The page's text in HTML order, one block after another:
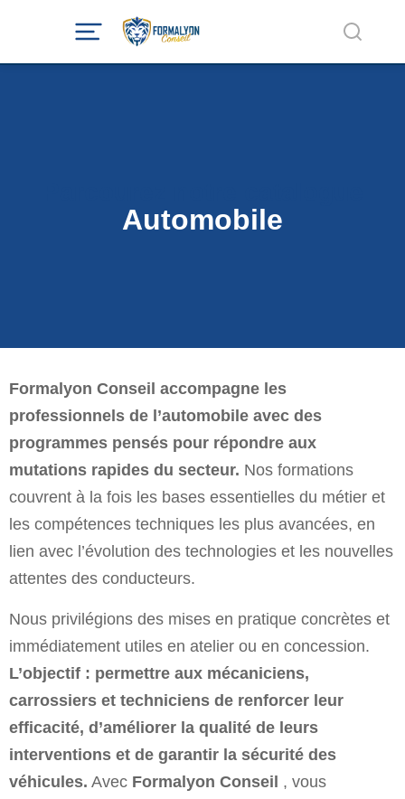
Automobile
Formalyon Conseil accompagne les
professionnels de l’automobile avec des
programmes pensés pour répondre aux
mutations rapides du secteur. Nos formations
couvrent à la fois les bases essentielles du métier et
les compétences techniques les plus avancées, en
lien avec l’évolution des technologies et les nouvelles
attentes des conducteurs.
Nous privilégions des mises en pratique concrètes et
immédiatement utiles en atelier ou en concession.
L’objectif : permettre aux mécaniciens,
carrossiers et techniciens de renforcer leur
efficacité, d’améliorer la qualité de leurs
interventions et de garantir la sécurité des
véhicules. Avec Formalyon Conseil , vous